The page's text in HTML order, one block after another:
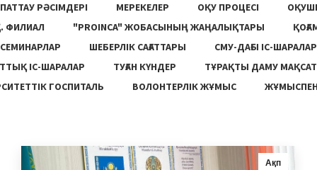
РӘСІМДЕРІ
МЕРЕКЕЛЕР ОҚУ ПРОЦЕСІ
ФИЛИАЛ
"PROINCA" ЖОБАСЫНЫҢ ЖАҢАЛЫҚТАРЫ
СЕМИНАРЛАР
ШЕБЕРЛІК САҒАТТАРЫ
СМУ-ДАҒЫ ІС-ШАРАЛАР
ІС-ШАРАЛАР
ТУҒАН КҮНДЕР
ТҰРАҚТЫ ДАМУ
ГОСПИТАЛЬ
ВОЛОНТЕРЛІК ЖҰМЫС
Ақп